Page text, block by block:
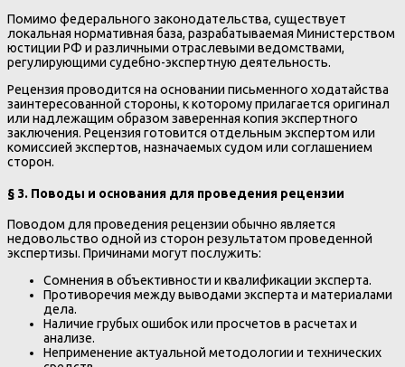
Помимо федерального законодательства, существует
локальная нормативная база, разрабатываемая Министерством
юстиции РФ и различными отраслевыми ведомствами,
регулирующими судебно-экспертную деятельность.
Рецензия проводится на основании письменного ходатайства
заинтересованной стороны, к которому прилагается оригинал
или надлежащим образом заверенная копия экспертного
заключения. Рецензия готовится отдельным экспертом или
комиссией экспертов, назначаемых судом или соглашением
сторон.
§ 3. Поводы и основания для проведения рецензии
Поводом для проведения рецензии обычно является
недовольство одной из сторон результатом проведенной
экспертизы. Причинами могут послужить:
Сомнения в объективности и квалификации эксперта.
Противоречия между выводами эксперта и материалами
дела.
Наличие грубых ошибок или просчетов в расчетах и
анализе.
Неприменение актуальной методологии и технических